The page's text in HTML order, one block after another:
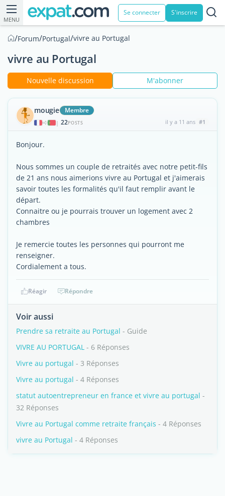
MENU
Se connecter S'inscrire
/Forum/Portugal/vivre au Portugal
vivre au Portugal
Nouvelle discussion M'abonner
mougie Membre
| 22POSTS il y a 11 ans #1
Bonjour.
Nous sommes un couple de retraités avec notre petit-fils
de 21 ans nous aimerions vivre au Portugal et j'aimerais
savoir toutes les formalités qu'il faut remplir avant le
départ.
Connaitre ou je pourrais trouver un logement avec 2
chambres
Je remercie toutes les personnes qui pourront me
renseigner.
Cordialement a tous.
Réagir Répondre
Voir aussi
Prendre sa retraite au Portugal - Guide
VIVRE AU PORTUGAL - 6 Réponses
Vivre au portugal - 3 Réponses
Vivre au portugal - 4 Réponses
statut autoentrepreneur en france et vivre au portugal -
32 Réponses
Vivre au Portugal comme retraite français - 4 Réponses
vivre au Portugal - 4 Réponses